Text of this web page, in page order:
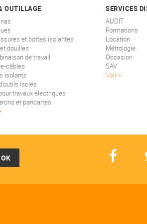
OUTILLAGE
et bottes isolantes
douilles
de travail
câbles
isolants
isolés
travaux électriques
et pancartes
SERVICES
AUDIT
Formations
Location
Métrologie
Occasion
SAV
Voir
OK